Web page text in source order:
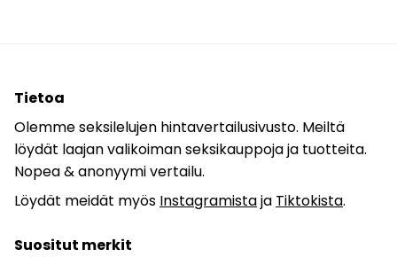
Tietoa
Olemme seksilelujen hintavertailusivusto. Meiltä
löydät laajan valikoiman seksikauppoja ja tuotteita.
Nopea & anonyymi vertailu.
Löydät meidät myös Instagramistaja Tiktokista.
Suositut merkit